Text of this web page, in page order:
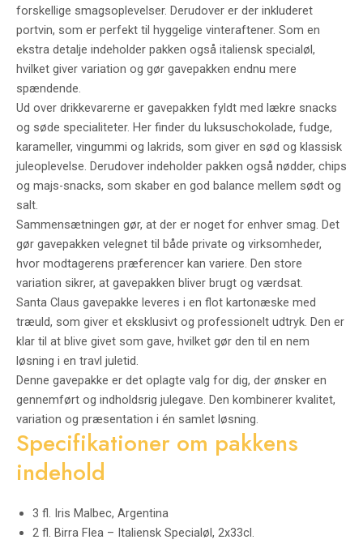
forskellige smagsoplevelser. Derudover er der inkluderet
portvin, som er perfekt til hyggelige vinteraftener. Som en
ekstra detalje indeholder pakken også italiensk specialøl,
hvilket giver variation og gør gavepakken endnu mere
spændende.
Ud over drikkevarerne er gavepakken fyldt med lækre snacks
og søde specialiteter. Her finder du luksuschokolade, fudge,
karameller, vingummi og lakrids, som giver en sød og klassisk
juleoplevelse. Derudover indeholder pakken også nødder, chips
og majs-snacks, som skaber en god balance mellem sødt og
salt.
Sammensætningen gør, at der er noget for enhver smag. Det
gør gavepakken velegnet til både private og virksomheder,
hvor modtagerens præferencer kan variere. Den store
variation sikrer, at gavepakken bliver brugt og værdsat.
Santa Claus gavepakke leveres i en flot kartonæske med
træuld, som giver et eksklusivt og professionelt udtryk. Den er
klar til at blive givet som gave, hvilket gør den til en nem
løsning i en travl juletid.
Denne gavepakke er det oplagte valg for dig, der ønsker en
gennemført og indholdsrig julegave. Den kombinerer kvalitet,
variation og præsentation i én samlet løsning.
Specifikationer om pakkens
indehold
3 fl. Iris Malbec, Argentina
2 fl. Birra Flea – Italiensk Specialøl, 2x33cl.